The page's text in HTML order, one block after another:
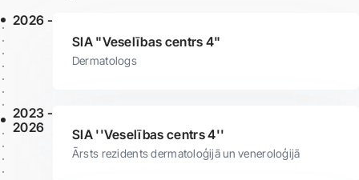
2026 -
SIA "Veselības centrs 4"
Dermatologs
2023 -
2026
SIA ''Veselības centrs 4''
Ārsts rezidents dermatoloģijā un veneroloģijā